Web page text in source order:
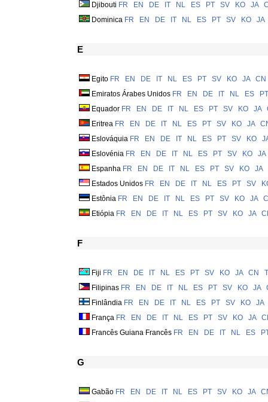
Djibouti FR EN DE IT NL ES PT SV KO JA
Dominica FR EN DE IT NL ES PT SV KO JA
E
Egito FR EN DE IT NL ES PT SV KO JA
CN
Emiratos Árabes Unidos FR EN DE IT NL ES
PT
Equador FR EN DE IT NL ES PT SV KO JA
Eritrea FR EN DE IT NL ES PT SV KO JA
Eslováquia FR EN DE IT NL ES PT SV KO
Eslovénia FR EN DE IT NL ES PT SV KO
JA
Espanha FR EN DE IT NL ES PT SV KO
JA
Estados Unidos FR EN DE IT NL ES PT SV
Estônia FR EN DE IT NL ES PT SV KO JA
Etiópia FR EN DE IT NL ES PT SV KO JA
F
Fiji FR EN DE IT NL ES PT SV KO JA CN
Filipinas FR EN DE IT NL ES PT SV KO JA
Finlândia FR EN DE IT NL ES PT SV KO
JA
França FR EN DE IT NL ES PT SV KO JA
Francês Guiana Francês FR EN DE IT NL ES
G
Gabão FR EN DE IT NL ES PT SV KO JA